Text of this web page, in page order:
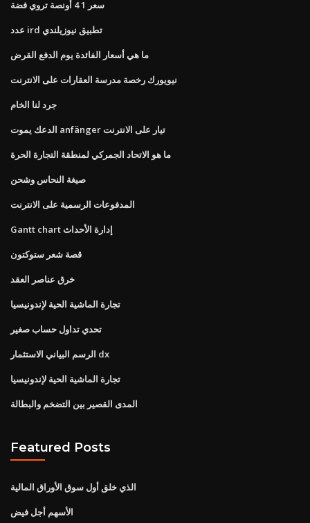
سعر 1 4 أونصة تروي فضة
عدد ird تطبيق نيوزيلندي
ما هي أسعار الفائدة يوم الدفع القرض
نيويورك رخصة مدرسة العقارات على الانترنت
جرد لنا الخام
الدعك يموت anfänger تيار على الانترنت
ما هو الاتحاد الجمركي لمنطقة التجارة الحرة
صيغة النحاس وشحن
المدفوعات الرسمية على الانترنت
Gantt chart إدارة الأحداث
قصة شعر ستوكتون
خرق عناصر العقد
تجارة الماشية الحية لإندونيسيا
تحدي تداول حساب صغير
الرسم البياني الاستثمار dx
تجارة الماشية الحية لإندونيسيا
المدى القصير بين التضخم والبطالة
Featured Posts
الذي خلق أول سوق الأوراق المالية
الأسهم أجل فيض